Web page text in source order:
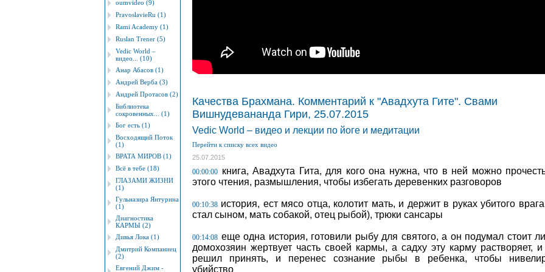
oumvideo (9)
PravoslavieRu (1)
Rami Academy (1)
Ruslan Trener (5)
Vedic World –
видео... (10)
Анар Абасов (1)
Андрей Верба (3)
Андрей Протасов (2)
Библиотека
сокровенных... (1)
Бог есть (1)
Восходящий Поток
(1)
ВРАТА МИРОВ (1)
Всё в тебе (18)
ГЛАЗАМИ ЖИЗНИ
(1)
Гульназира Янтурина
(1)
Диагностика
КАРМЫ (2)
Дивья Лока (1)
Дмитрий Компаниец
(2)
Евгений Джим -
Качества Брахмана. Комментарий к "Авадхута Гите". Свами
Вишнудевананда Гири, 25.07.2015
Vedic World – видео и лекции по йоге и медитации
Перейти к списку всех видео
25.07.2015
00:00:00 книга, Авадхута Гита, для кого она нужна, что в ней можно
этого чтения, размышления, чтобы избегать деревенких разговоров
00:10:38 история, ест мясо отца, колотит мать, и держит в руках убитого
стал сыном, мать собакой, отец рыбой), трюки сансары
00:14:08 еще одна история, готовили рыбу для святого, а он подумал стоит
домохозяин жертвует часть своей кармы, а садху эту карму растворяет, и
решил принять, и перенес сознание рыбы в ребенка, чтобы
убийство